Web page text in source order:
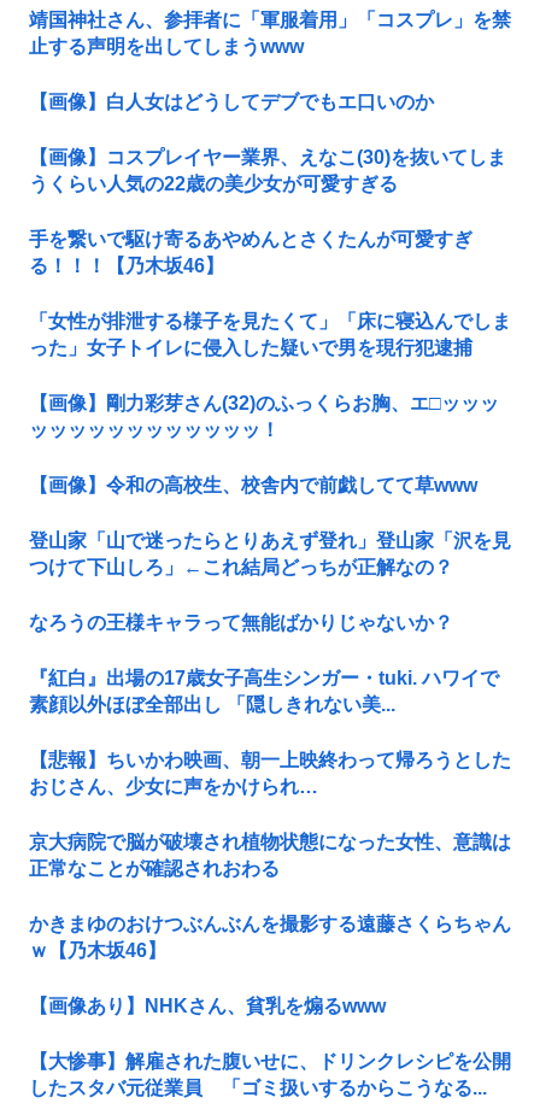
靖国神社さん、参拝者に「軍服着用」「コスプレ」を禁
止する声明を出してしまうwww
【画像】白人女はどうしてデブでもエ口いのか
【画像】コスプレイヤー業界、えなこ(30)を抜いてしま
うくらい人気の22歳の美少女が可愛すぎる
手を繋いで駆け寄るあやめんとさくたんが可愛すぎ
る！！！【乃木坂46】
「女性が排泄する様子を見たくて」「床に寝込んでしま
った」女子トイレに侵入した疑いで男を現行犯逮捕
【画像】剛力彩芽さん(32)のふっくらお胸、エ□ッッッ
ッッッッッッッッッッッッ！
【画像】令和の高校生、校舎内で前戯してて草www
登山家「山で迷ったらとりあえず登れ」登山家「沢を見
つけて下山しろ」←これ結局どっちが正解なの？
なろうの王様キャラって無能ばかりじゃないか？
『紅白』出場の17歳女子高生シンガー・tuki. ハワイで
素顔以外ほぼ全部出し 「隠しきれない美...
【悲報】ちいかわ映画、朝一上映終わって帰ろうとした
おじさん、少女に声をかけられ…
京大病院で脳が破壊され植物状態になった女性、意識は
正常なことが確認されおわる
かきまゆのおけつぶんぶんを撮影する遠藤さくらちゃん
ｗ【乃木坂46】
【画像あり】NHKさん、貧乳を煽るwww
【大惨事】解雇された腹いせに、ドリンクレシピを公開
したスタバ元従業員 「ゴミ扱いするからこうなる...